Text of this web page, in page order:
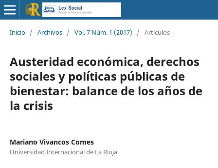
Inicio / Archivos / Vol. 7 Núm. 1 (2017) / Artículos
Austeridad económica, derechos
sociales y políticas públicas de
bienestar: balance de los años de
la crisis
Mariano Vivancos Comes
Universidad Internacional de La Rioja